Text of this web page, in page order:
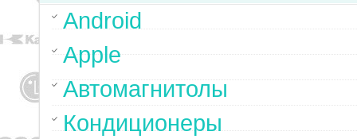
Android
Apple
Автомагнитолы
Кондиционеры